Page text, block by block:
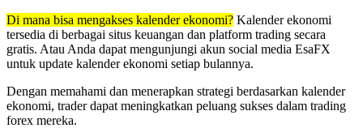
Di mana bisa mengakses kalender ekonomi? Kalender ekonomi
tersedia di berbagai situs keuangan dan platform trading secara
gratis. Atau Anda dapat mengunjungi akun social media EsaFX
untuk update kalender ekonomi setiap bulannya.
Dengan memahami dan menerapkan strategi berdasarkan kalender
ekonomi, trader dapat meningkatkan peluang sukses dalam trading
forex mereka.